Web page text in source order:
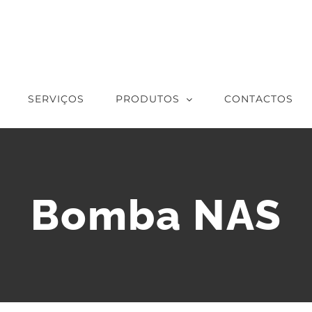
SERVIÇOS PRODUTOS CONTACTOS
Bomba NAS